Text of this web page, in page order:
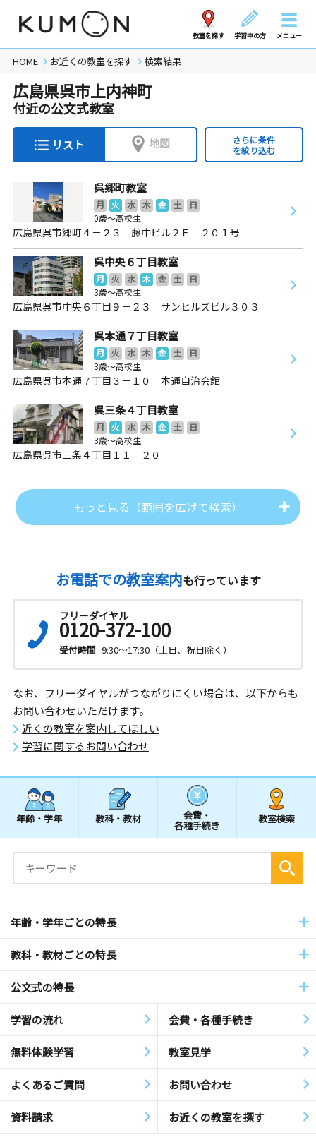
教室を探す 学習中の方 メニュー
HOME お近くの教室を探す 検索結果
広島県呉市上内神町
付近の公文式教室
リスト 地図
さらに条件
を絞り込む
呉郷町教室
月 火 水 木 金 土
日
0歳～高校生
広島県呉市郷町４－２３ 藤中ビル２Ｆ ２０１号
呉中央６丁目教室
月 火 水 木 金 土
日
3歳～高校生
広島県呉市中央６丁目９－２３ サンヒルズビル３０３
呉本通７丁目教室
月 火 水 木 金 土
日
3歳～高校生
広島県呉市本通７丁目３－１０ 本通自治会館
呉三条４丁目教室
月 火 水 木 金 土
日
3歳～高校生
広島県呉市三条４丁目１１－２０
もっと見る（範囲を広げて検索）
お電話での教室案内も行っています
フリーダイヤル
0120-372-100
受付時間 9:30～17:30（土日、祝日除く）
なお、フリーダイヤルがつながりにくい場合は、以下からも
お問い合わせいただけます。
近くの教室を案内してほしい
学習に関するお問い合わせ
年齢・学年 教科・教材 会費・
各種手続き
教室検索
年齢・学年ごとの特長
教科・教材ごとの特長
公文式の特長
学習の流れ 会費・各種手続き
無料体験学習 教室見学
よくあるご質問 お問い合わせ
資料請求 お近くの教室を探す